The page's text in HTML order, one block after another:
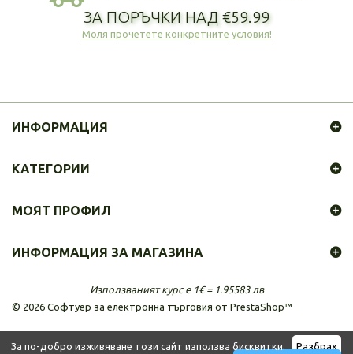
За по-добро изживяване този сайт използва бисквитки. Разбрах
ЗА ПОРЪЧКИ НАД €59.99
Моля прочетете конкретните условия!
ИНФОРМАЦИЯ
© 2026 Софтуер за електронна търговия от PrestaShop™
КАТЕГОРИИ
МОЯТ ПРОФИЛ
ИНФОРМАЦИЯ ЗА МАГАЗИНА
Използваният курс е 1€ = 1.95583 лв